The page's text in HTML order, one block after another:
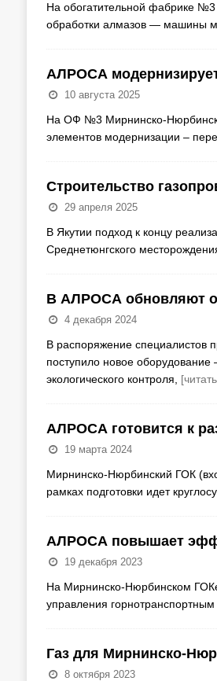
На обогатительной фабрике
обработки алмазов — машины
АЛРОСА
10 августа 2025
На ОФ №3 Мирнинско-
элементов модернизации –
Строительство
29 апреля 2025
В Якутии подход к концу
Среднетюнгского
В АЛРОСА обновляют
4 декабря 2024
В распоряжение специалистов
поступило новое оборудование
экологического контроля,
АЛРОСА готовится к
19 марта 2024
Мирнинско-Нюрбинский ГОК
рамках подготовки идет
АЛРОСА повышает
19 декабря 2023
На Мирнинско-Нюрбинском
управления
Газ для Мирнинско-
8 октября 2023